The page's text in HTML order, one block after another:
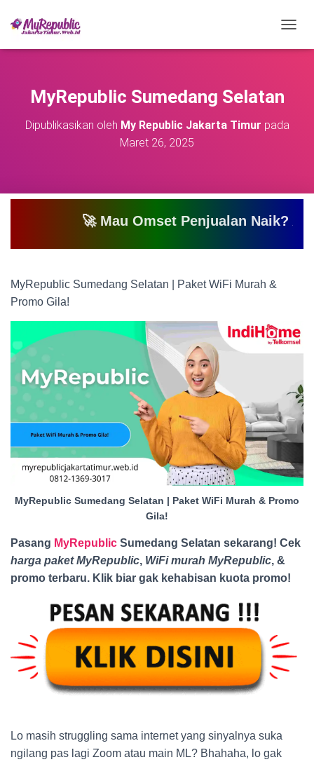
O
A
S
MyRepublic Sumedang Selatan
Dipublikasikan oleh My Republic Jakarta Timur pada
Maret 26, 2025
🚀 Mau Omset Penjualan Naik? Atau
MyRepublic Sumedang Selatan | Paket WiFi Murah &
Promo Gila!
MyRepublic Sumedang Selatan | Paket WiFi Murah & Promo
Gila!
Pasang MyRepublic Sumedang Selatan sekarang! Cek
harga paket MyRepublic, WiFi murah MyRepublic, &
promo terbaru. Klik biar gak kehabisan kuota promo!
Lo masih struggling sama internet yang sinyalnya suka
ngilang pas lagi Zoom atau main ML? Bhahaha, lo gak